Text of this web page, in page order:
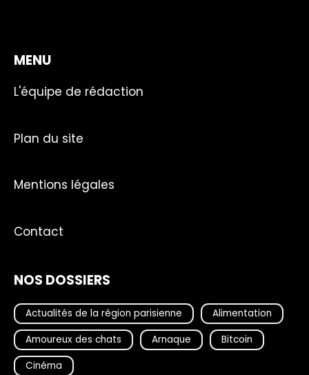
MENU
L'équipe de rédaction
Plan du site
Mentions légales
Contact
NOS DOSSIERS
Actualités de la région parisienne
Alimentation
Amoureux des chats
Arnaque
Bitcoin
Cinéma